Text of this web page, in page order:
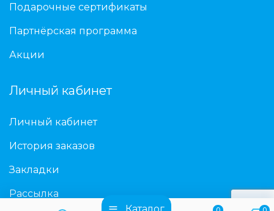
Каталог
Подарочные сертификаты
Партнёрская программа
Акции
Личный кабинет
Личный кабинет
История заказов
Закладки
Рассылка